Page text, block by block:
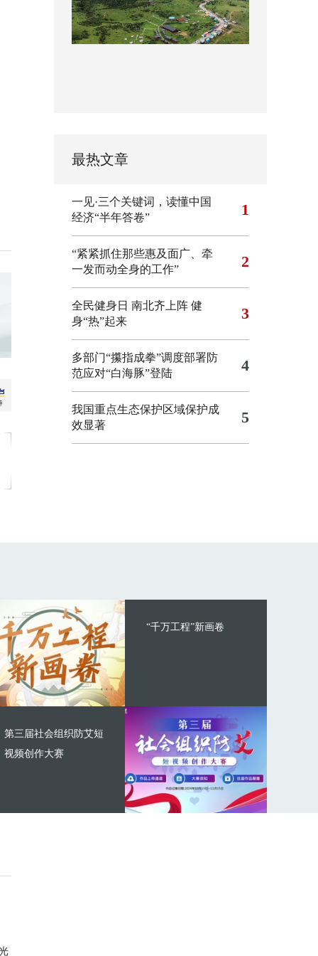
最热文章
一见·三个关键词，读懂中国
经济“半年答卷”
1
“紧紧抓住那些惠及面广、牵
一发而动全身的工作”
2
全民健身日 南北齐上阵 健
身“热”起来
3
多部门“攥指成拳”调度部署防
范应对“白海豚”登陆
4
我国重点生态保护区域保护成
效显著
5
“千万工程”新画卷
第三届社会组织防艾短
视频创作大赛